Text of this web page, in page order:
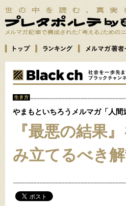
やまもといちろうメルマガ「人間
『最悪の結果
み立てるべき